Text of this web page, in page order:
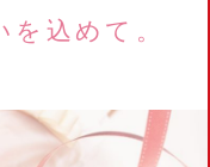
込めて。